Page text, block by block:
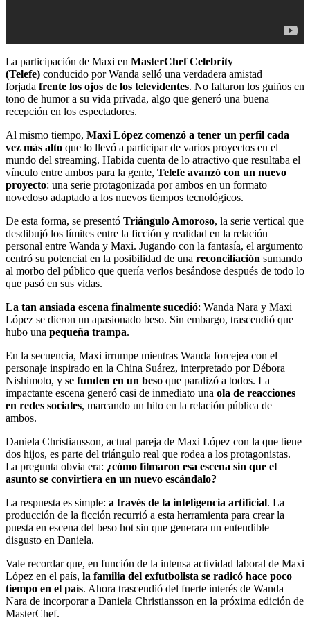
La participación de Maxi en MasterChef Celebrity
(Telefe) conducido por Wanda selló una verdadera amistad
forjada frente los ojos de los televidentes. No faltaron los guiños en
tono de humor a su vida privada, algo que generó una buena
recepción en los espectadores.
Al mismo tiempo, Maxi López comenzó a tener un perfil cada
vez más alto que lo llevó a participar de varios proyectos en el
mundo del streaming. Habida cuenta de lo atractivo que resultaba el
vínculo entre ambos para la gente, Telefe avanzó con un nuevo
proyecto: una serie protagonizada por ambos en un formato
novedoso adaptado a los nuevos tiempos tecnológicos.
De esta forma, se presentó Triángulo Amoroso, la serie vertical que
desdibujó los límites entre la ficción y realidad en la relación
personal entre Wanda y Maxi. Jugando con la fantasía, el argumento
centró su potencial en la posibilidad de una reconciliación sumando
al morbo del público que quería verlos besándose después de todo lo
que pasó en sus vidas.
La tan ansiada escena finalmente sucedió: Wanda Nara y Maxi
López se dieron un apasionado beso. Sin embargo, trascendió que
hubo una pequeña trampa.
En la secuencia, Maxi irrumpe mientras Wanda forcejea con el
personaje inspirado en la China Suárez, interpretado por Débora
Nishimoto, y se funden en un beso que paralizó a todos. La
impactante escena generó casi de inmediato una ola de reacciones
en redes sociales, marcando un hito en la relación pública de
ambos.
Daniela Christiansson, actual pareja de Maxi López con la que tiene
dos hijos, es parte del triángulo real que rodea a los protagonistas.
La pregunta obvia era: ¿cómo filmaron esa escena sin que el
asunto se convirtiera en un nuevo escándalo?
La respuesta es simple: a través de la inteligencia artificial. La
producción de la ficción recurrió a esta herramienta para crear la
puesta en escena del beso hot sin que generara un entendible
disgusto en Daniela.
Vale recordar que, en función de la intensa actividad laboral de Maxi
López en el país, la familia del exfutbolista se radicó hace poco
tiempo en el país. Ahora trascendió del fuerte interés de Wanda
Nara de incorporar a Daniela Christiansson en la próxima edición de
MasterChef.